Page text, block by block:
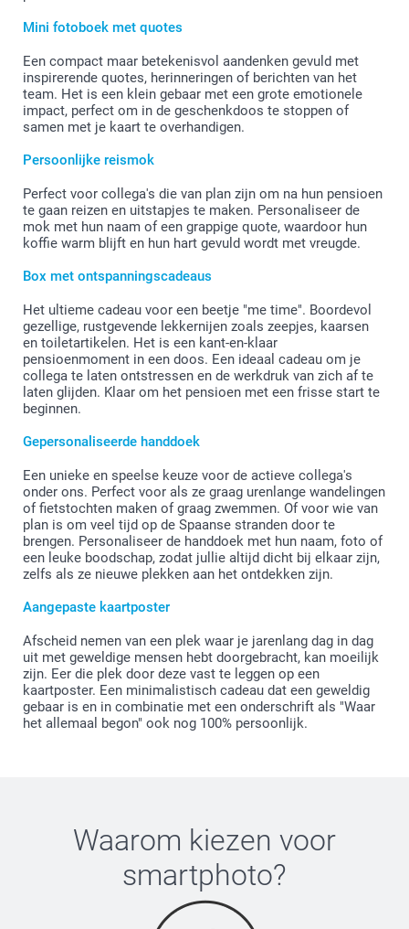
Mini fotoboek met quotes
Een compact maar betekenisvol aandenken gevuld met
inspirerende quotes, herinneringen of berichten van het
team. Het is een klein gebaar met een grote emotionele
impact, perfect om in de geschenkdoos te stoppen of
samen met je kaart te overhandigen.
Persoonlijke reismok
Perfect voor collega's die van plan zijn om na hun pensioen
te gaan reizen en uitstapjes te maken. Personaliseer de
mok met hun naam of een grappige quote, waardoor hun
koffie warm blijft en hun hart gevuld wordt met vreugde.
Box met ontspanningscadeaus
Het ultieme cadeau voor een beetje "me time". Boordevol
gezellige, rustgevende lekkernijen zoals zeepjes, kaarsen
en toiletartikelen. Het is een kant-en-klaar
pensioenmoment in een doos. Een ideaal cadeau om je
collega te laten ontstressen en de werkdruk van zich af te
laten glijden. Klaar om het pensioen met een frisse start te
beginnen.
Gepersonaliseerde handdoek
Een unieke en speelse keuze voor de actieve collega's
onder ons. Perfect voor als ze graag urenlange wandelingen
of fietstochten maken of graag zwemmen. Of voor wie van
plan is om veel tijd op de Spaanse stranden door te
brengen. Personaliseer de handdoek met hun naam, foto of
een leuke boodschap, zodat jullie altijd dicht bij elkaar zijn,
zelfs als ze nieuwe plekken aan het ontdekken zijn.
Aangepaste kaartposter
Afscheid nemen van een plek waar je jarenlang dag in dag
uit met geweldige mensen hebt doorgebracht, kan moeilijk
zijn. Eer die plek door deze vast te leggen op een
kaartposter. Een minimalistisch cadeau dat een geweldig
gebaar is en in combinatie met een onderschrift als "Waar
het allemaal begon" ook nog 100% persoonlijk.
Waarom kiezen voor
smartphoto?